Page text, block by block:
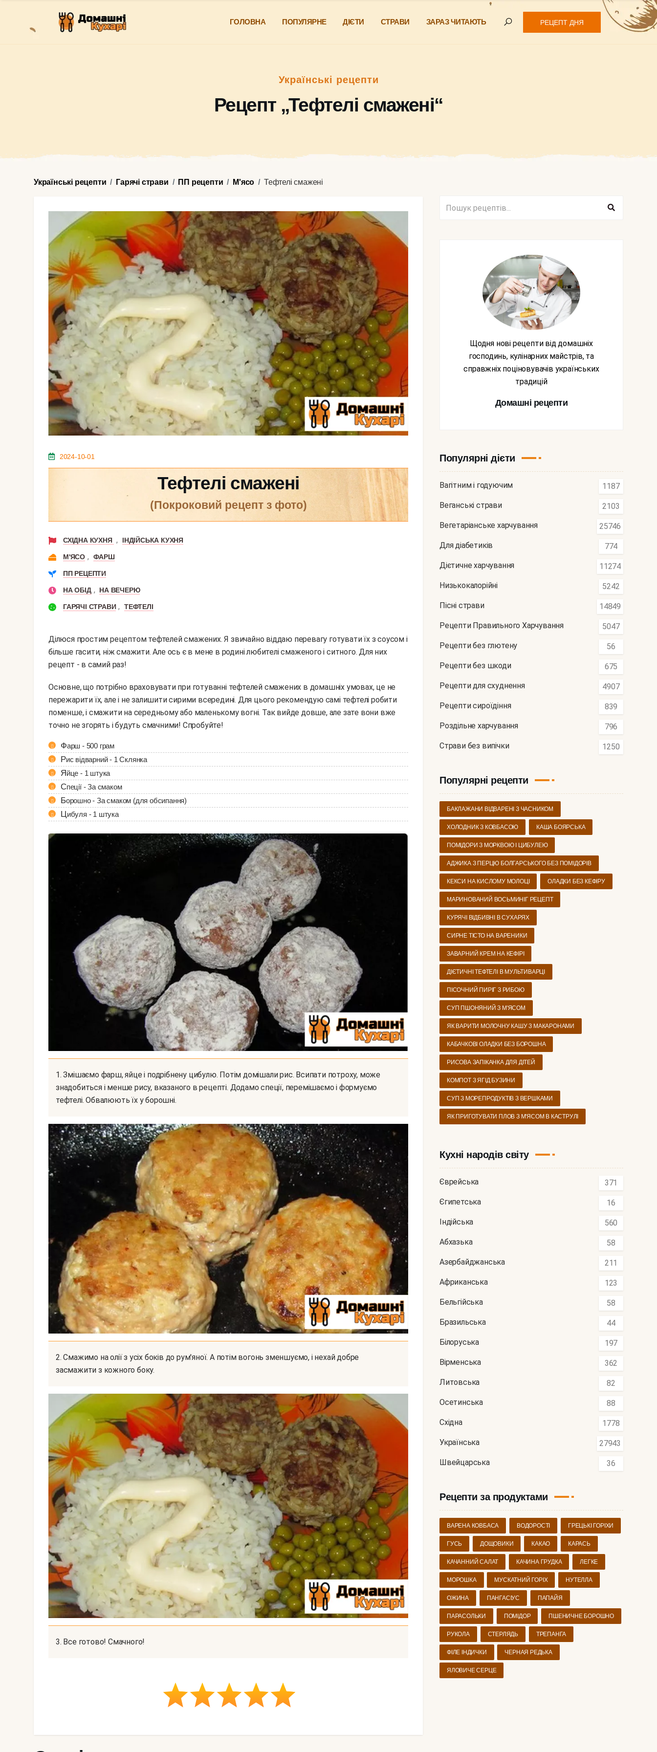
ГОЛОВНА ПОПУЛЯРНЕ ДІЄТИ СТРАВИ ЗАРАЗ ЧИТАЮТЬ РЕЦЕПТ ДНЯ
Українські рецепти
Рецепт „Тефтелі смажені“
Українські рецепти Гарячі страви ПП рецепти М'ясо Тефтелі смажені
2024-10-01
Тефтелі смажені
(покроковий рецепт з фото)
СХІДНА КУХНЯ , ІНДІЙСЬКА КУХНЯ
М'ЯСО , ФАРШ
ПП РЕЦЕПТИ
НА ОБІД , НА ВЕЧЕРЮ
ГАРЯЧІ СТРАВИ , ТЕФТЕЛІ
Ділюся простим рецептом тефтелей смажених. Я звичайно віддаю перевагу готувати їх з соусом і
більше гасити, ніж смажити. Але ось є в мене в родині любителі смаженого і ситного. Для них
рецепт - в самий раз!
Основне, що потрібно враховувати при готуванні тефтелей смажених в домашніх умовах, це не
пережарити їх, але і не залишити сирими всередині. Для цього рекомендую самі тефтелі робити
поменше, і смажити на середньому або маленькому вогні. Так вийде довше, але зате вони вже
точно не згорять і будуть смачними! Спробуйте!
Фарш - 500 грам
Рис відварний - 1 Склянка
Яйце - 1 штука
Спеції - За смаком
Борошно - За смаком (для обсипання)
Цибуля - 1 штука
1. Змішаємо фарш, яйце і подрібнену цибулю. Потім домішали рис. Всипати потроху, може
знадобиться і менше рису, вказаного в рецепті. Додамо спеції, перемішаємо і формуємо
тефтелі. Обвалюють їх у борошні.
2. Смажимо на олії з усіх боків до рум'яної. А потім вогонь зменшуємо, і нехай добре
засмажити з кожного боку.
3. Все готово! Смачного!
Щодня нові рецепти від домашніх
господинь, кулінарних майстрів, та
справжніх поціновувачів українських
традицій
Домашні рецепти
Популярні дієти
Вагітним і годуючим 1187
Веганські страви 2103
Вегетаріанське харчування 25746
Для діабетиків 774
Дієтичне харчування 11274
Низькокалорійні 5242
Пісні страви 14849
Рецепти Правильного Харчування 5047
Рецепти без глютену 56
Рецепти без шкоди 675
Рецепти для схуднення 4907
Рецепти сироїдіння 839
Роздільне харчування 796
Страви без випічки 1250
Популярні рецепти
БАКЛАЖАНИ ВІДВАРЕНІ З ЧАСНИКОМ
ХОЛОДНИК З КОВБАСОЮ КАША БОЯРСЬКА
ПОМІДОРИ З МОРКВОЮ І ЦИБУЛЕЮ
АДЖИКА З ПЕРЦЮ БОЛГАРСЬКОГО БЕЗ ПОМІДОРІВ
КЕКСИ НА КИСЛОМУ МОЛОЦІ ОЛАДКИ БЕЗ КЕФІРУ
МАРИНОВАНИЙ ВОСЬМИНІГ РЕЦЕПТ
КУРЯЧІ ВІДБИВНІ В СУХАРЯХ
СИРНЕ ТІСТО НА ВАРЕНИКИ
ЗАВАРНИЙ КРЕМ НА КЕФІРІ
ДІЄТИЧНІ ТЕФТЕЛІ В МУЛЬТИВАРЦІ
ПІСОЧНИЙ ПИРІГ З РИБОЮ
СУП ПШОНЯНИЙ З М'ЯСОМ
ЯК ВАРИТИ МОЛОЧНУ КАШУ З МАКАРОНАМИ
КАБАЧКОВІ ОЛАДКИ БЕЗ БОРОШНА
РИСОВА ЗАПІКАНКА ДЛЯ ДІТЕЙ
КОМПОТ З ЯГІД БУЗИНИ
СУП З МОРЕПРОДУКТІВ З ВЕРШКАМИ
ЯК ПРИГОТУВАТИ ПЛОВ З М'ЯСОМ В КАСТРУЛІ
Кухні народів світу
Єврейська 371
Єгипетська 16
Індійська 560
Абхазька 58
Азербайджанська 211
Африканська 123
Бельгійська 58
Бразильська 44
Білоруська 197
Вірменська 362
Литовська 82
Осетинська 88
Східна 1778
Українська 27943
Швейцарська 36
Рецепти за продуктами
ВАРЕНА КОВБАСА ВОДОРОСТІ ГРЕЦЬКІ ГОРІХИ
ГУСЬ ДОЩОВИКИ КАКАО КАРАСЬ
КАЧАННИЙ САЛАТ КАЧИНА ГРУДКА ЛЕГКЕ
МОРОШКА МУСКАТНИЙ ГОРІХ НУТЕЛЛА
ОЖИНА ПАНГАСІУС ПАПАЙЯ
ПАРАСОЛЬКИ ПОМІДОР ПШЕНИЧНЕ БОРОШНО
РУКОЛА СТЕРЛЯДЬ ТРЕПАНГА
ФІЛЕ ІНДИЧКИ ЧЕРНАЯ РЕДЬКА
ЯЛОВИЧЕ СЕРЦЕ